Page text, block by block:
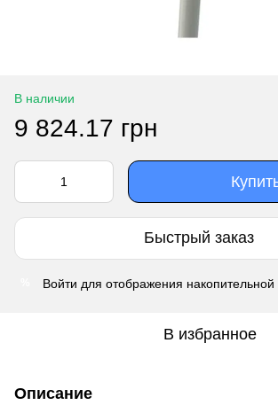
В наличии
9 824.17 грн
Быстрый заказ
Войти для отображения накопительной
В избранное
Описание